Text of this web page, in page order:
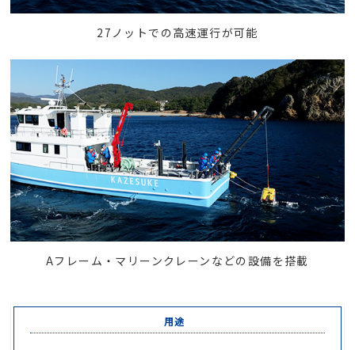
27ノットでの高速運行が可能
Aフレーム・マリーンクレーンなどの設備を搭載
用途